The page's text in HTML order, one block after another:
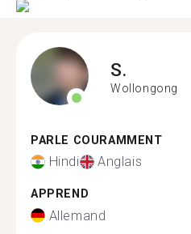
S.
Wollongong
PARLE COURAMMENT
Hindi Anglais
APPREND
Allemand